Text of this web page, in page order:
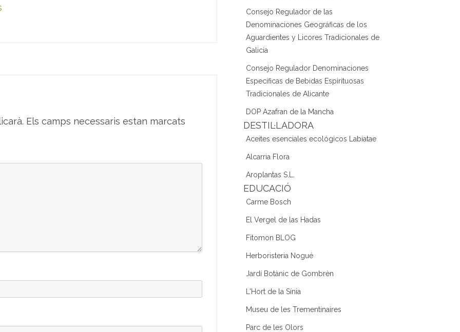
Els camps necessaris estan marcats
Consejo Regulador de las
Denominaciones Geográficas de los
Aguardientes y Licores Tradicionales de
Galicia
Consejo Regulador Denominaciones
Específicas de Bebidas Espirituosas
Tradicionales de Alicante
DOP Azafran de la Mancha
DESTIL·LADORA
Aceites esenciales ecológicos Labiatae
Alcarria Flora
Aroplantas S.L.
EDUCACIÓ
Carme Bosch
El Vergel de las Hadas
Fitomon BLOG
Herboristeria Nogué
Jardí Botànic de Gombrèn
L'Hort de la Sínia
Museu de les Trementinaires
Parc de les Olors